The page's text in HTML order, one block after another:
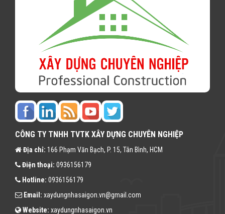
CÔNG TY TNHH TVTK XÂY DỰNG CHUYÊN NGHIỆP
Địa chỉ: 166 Phạm Văn Bạch, P. 15, Tân Bình, HCM
Điện thoại: 0936156179
Hotline: 0936156179
Email: xaydungnhasaigon.vn@gmail.com
Website: xaydungnhasaigon.vn